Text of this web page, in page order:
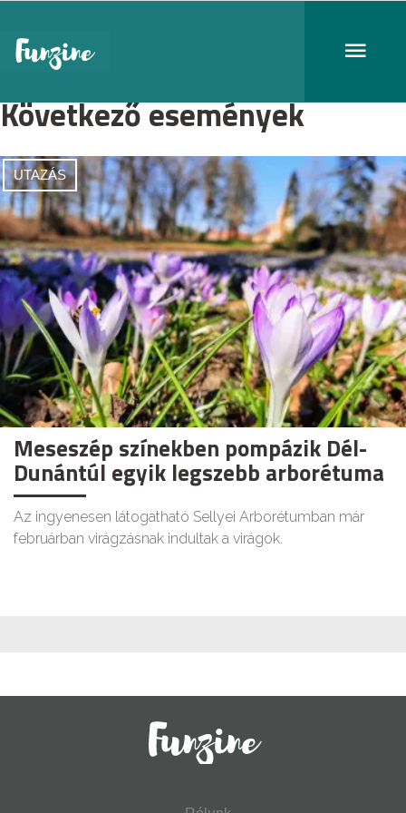
Következő események
UTAZÁS
Meseszép színekben pompázik Dél-
Dunántúl egyik legszebb arborétuma
Az ingyenesen látogatható Sellyei Arborétumban már
februárban virágzásnak indultak a virágok.